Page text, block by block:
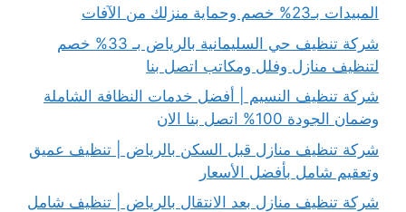
المبيدات بـ23% خصم وحماية منزلك من الآفات
شركة تنظيف حي السليمانية بالرياض بـ 33% خصم
لتنظيف منازل وفلل ومكاتب اتصل بنا
شركة تنظيف النسيم | أفضل خدمات النظافة الشاملة
وضمان الجودة 100% اتصل بنا الان
شركة تنظيف منازل قبل السكن بالرياض | تنظيف عميق
وتعقيم شامل بأفضل الأسعار
شركة تنظيف منازل بعد الانتقال بالرياض | تنظيف شامل